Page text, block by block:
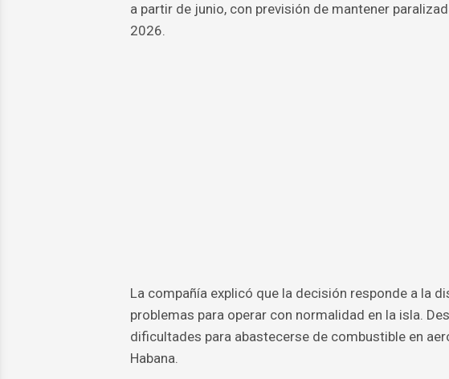
a partir de junio, con previsión de mantener
2026.
La compañía explicó que la decisión responde a la
problemas para operar con normalidad en la isla.
dificultades para abastecerse de combustible en
Habana.